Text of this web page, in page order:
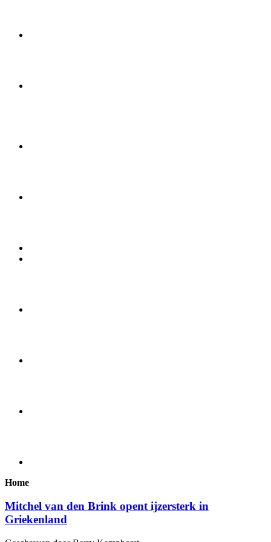
Home
Mitchel van den Brink opent ijzersterk in
Griekenland